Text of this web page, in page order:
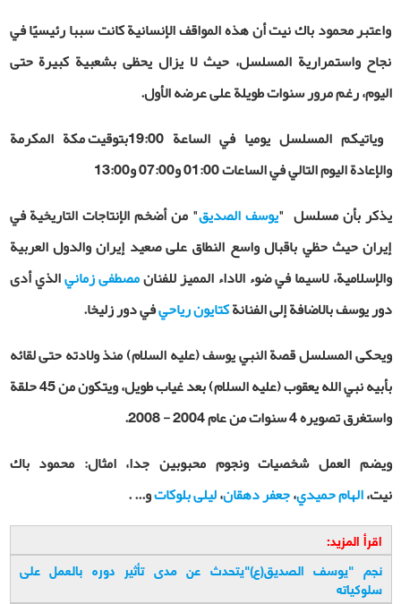
واعتبر محمود باك نيت أن هذه المواقف الإنسانية كانت سببا رئيسيًا في
نجاح واستمرارية المسلسل، حيث لا يزال يحظى بشعبية كبيرة حتى
اليوم، رغم مرور سنوات طويلة على عرضه الأول.
وياتيكم المسلسل يوميا في الساعة 19:00بتوقيت مكة المكرمة
والإعادة اليوم التالي في الساعات 01:00 و07:00 و13:00
يذكر بأن مسلسل
"يوسف الصديق"
من أضخم الإنتاجات التاريخية في
إيران حیث حظي باقبال واسع النطاق على صعيد إيران والدول العربية
والإسلامية، لاسيما في ضوء الاداء المميز للفنانمصطفى زمانيالذي أدى
دور يوسف بالاضافة إلى الفنانةكتايون رياحيفي دور زليخا.
ويحكى المسلسل قصة النبي يوسف (عليه السلام) منذ ولادته حتى لقائه
بأبيه نبي الله يعقوب (عليه السلام) بعد غياب طويل، ويتكون من 45 حلقة
واستغرق تصويره 4 سنوات من عام 2004 - 2008.
ويضم العمل شخصيات ونجوم محبوبين جدا، امثال: محمود باك
نيت،الهام حميدي،جعفر دهقان،ليلى بلوكاتو... .
اقرأ المزيد:
نجم "يوسف الصديق(ع)"يتحدث عن مدى تأثير دوره بالعمل على
سلوكياته